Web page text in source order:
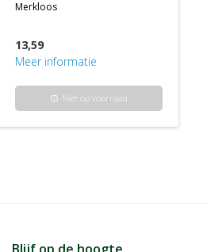
merkloos
13,59
Meer informatie
info Niet op voorraad